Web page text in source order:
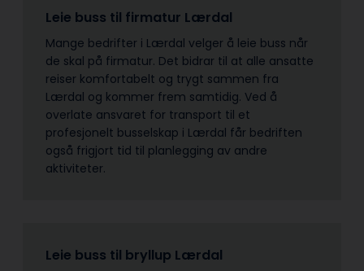
Leie buss til firmatur Lærdal
Mange bedrifter i Lærdal velger å leie buss når
de skal på firmatur. Det bidrar til at alle ansatte
reiser komfortabelt og trygt sammen fra
Lærdal og kommer frem samtidig. Ved å
overlate ansvaret for transport til et
profesjonelt busselskap i Lærdal får bedriften
også frigjort tid til planlegging av andre
aktiviteter.
Leie buss til bryllup Lærdal